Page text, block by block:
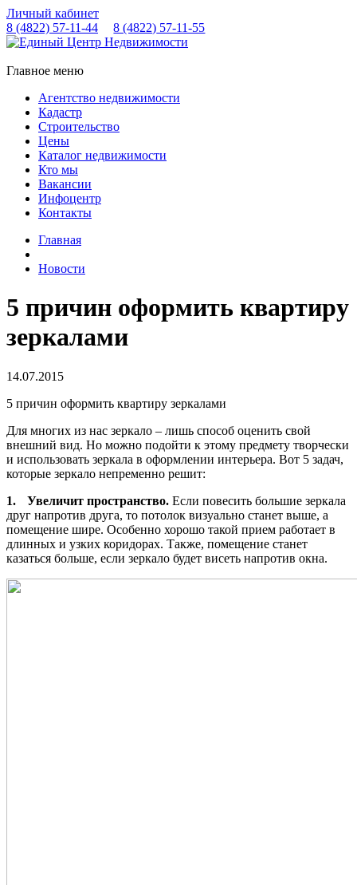
Личный кабинет
8 (4822) 57-11-44 8 (4822) 57-11-55
Главное меню
Агентство недвижимости
Кадастр
Строительство
Цены
Каталог недвижимости
Кто мы
Вакансии
Инфоцентр
Контакты
Главная
Новости
5 причин оформить квартиру
зеркалами
14.07.2015
5 причин оформить квартиру зеркалами
Для многих из нас зеркало – лишь способ оценить свой
внешний вид. Но можно подойти к этому предмету творчески
и использовать зеркала в оформлении интерьера. Вот 5 задач,
которые зеркало непременно решит:
1.
Увеличит пространство. Если повесить большие зеркала
друг напротив друга, то потолок визуально станет выше, а
помещение шире. Особенно хорошо такой прием работает в
длинных и узких коридорах. Также, помещение станет
казаться больше, если зеркало будет висеть напротив окна.